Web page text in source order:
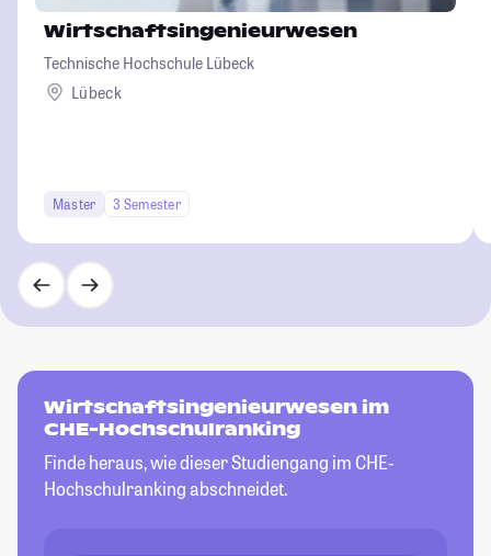
Wirtschaftsingenieurwesen
Technische Hochschule Lübeck
Lübeck
Master 3 Semester
Wirtschaftsingenieurwesen im
CHE-Hochschulranking
Finde heraus, wie dieser Studiengang im CHE-
Hochschulranking abschneidet.